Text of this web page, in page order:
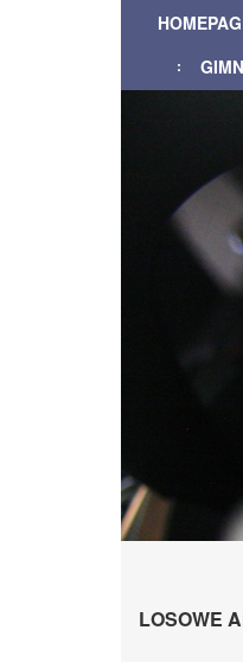
LOSOWE